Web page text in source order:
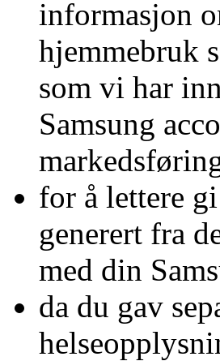
informasjon
hjemmebruk
som vi har
Samsung
for å lettere
generert fra
med din
da du gav